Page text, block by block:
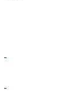
-
-